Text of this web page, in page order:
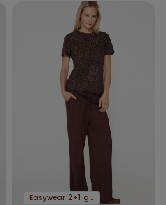
Easywear 2+1 gratis